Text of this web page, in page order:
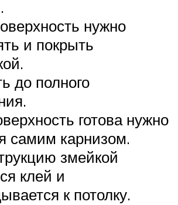
нужно
и покрыть
до полного
готова нужно
самим карнизом.
змейкой
клей и
к потолку.